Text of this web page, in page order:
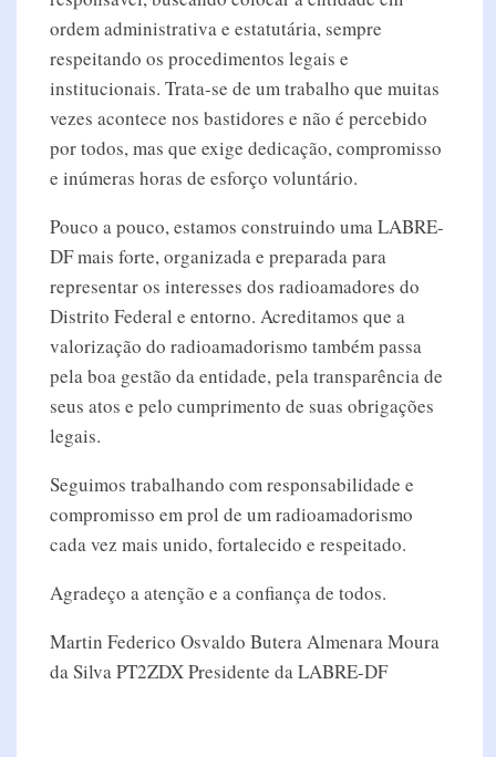
ordem administrativa e estatutária, sempre
respeitando os procedimentos legais e
institucionais. Trata-se de um trabalho que muitas
vezes acontece nos bastidores e não é percebido
por todos, mas que exige dedicação, compromisso
e inúmeras horas de esforço voluntário.
Pouco a pouco, estamos construindo uma LABRE-
DF mais forte, organizada e preparada para
representar os interesses dos radioamadores do
Distrito Federal e entorno. Acreditamos que a
valorização do radioamadorismo também passa
pela boa gestão da entidade, pela transparência de
seus atos e pelo cumprimento de suas obrigações
legais.
Seguimos trabalhando com responsabilidade e
compromisso em prol de um radioamadorismo
cada vez mais unido, fortalecido e respeitado.
Agradeço a atenção e a confiança de todos.
Martin Federico Osvaldo Butera Almenara Moura
da Silva PT2ZDX Presidente da LABRE-DF